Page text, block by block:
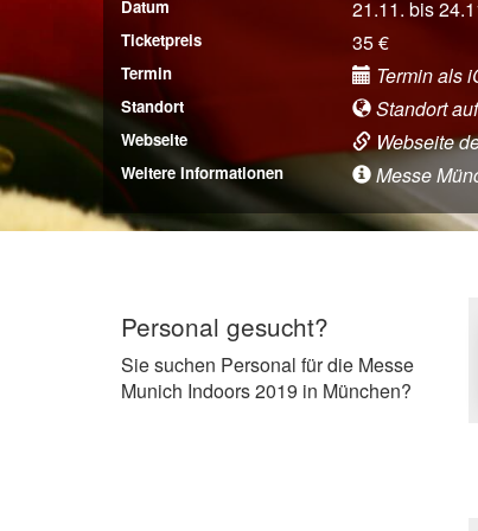
Datum 21.11. bis
Ticketpreis 35 €
Termin Termin als
Standort Standort
Webseite Webseite
Weitere Informationen Messe
Personal gesucht?
Sie suchen Personal für die Messe
Munich Indoors 2019 in München?